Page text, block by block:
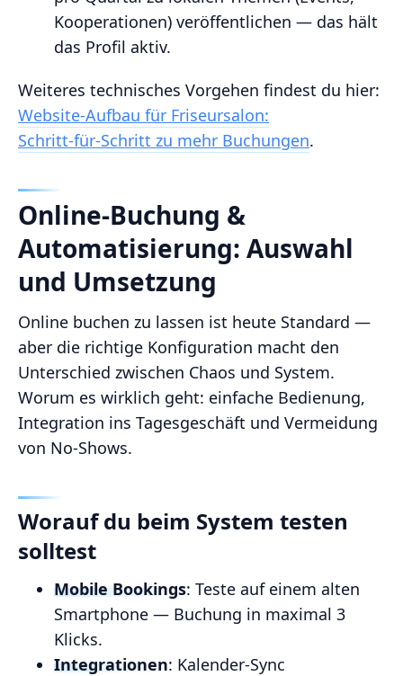
Kooperationen) veröffentlichen — das hält
das Profil aktiv.
Weiteres technisches Vorgehen findest du hier:
Website‑Aufbau für Friseursalon:
Schritt‑für‑Schritt zu mehr Buchungen.
Online‑Buchung &
Automatisierung: Auswahl
und Umsetzung
Online buchen zu lassen ist heute Standard —
aber die richtige Konfiguration macht den
Unterschied zwischen Chaos und System.
Worum es wirklich geht: einfache Bedienung,
Integration ins Tagesgeschäft und Vermeidung
von No‑Shows.
Worauf du beim System testen
solltest
Mobile Bookings: Teste auf einem alten
Smartphone — Buchung in maximal 3
Klicks.
Integrationen: Kalender‑Sync